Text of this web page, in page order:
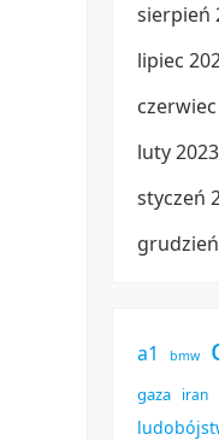
sierpień
lipiec
luty 2023
styczeń
a1 bmw
gaza iran